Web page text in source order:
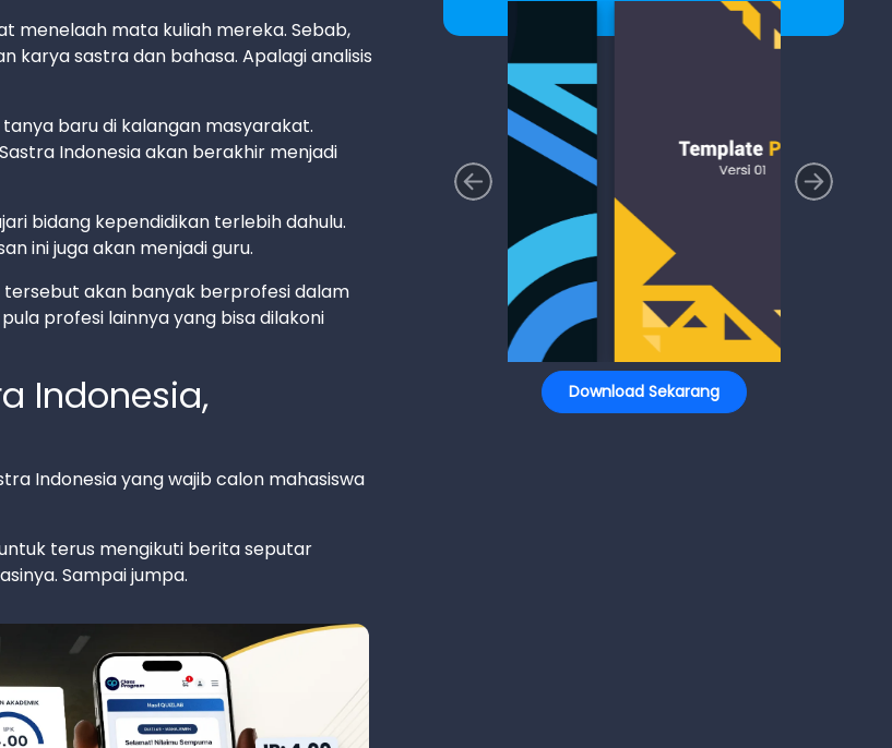
menelaah mata kuliah mereka. Sebab,
karya sastra dan bahasa. Apalagi analisis
baru di kalangan masyarakat.
Indonesia akan berakhir menjadi
bidang kependidikan terlebih dahulu.
ini juga akan menjadi guru.
tersebut akan banyak berprofesi dalam
profesi lainnya yang bisa dilakoni
Indonesia,
Indonesia yang wajib calon mahasiswa
terus mengikuti berita seputar
Sampai jumpa.
Download Sekarang